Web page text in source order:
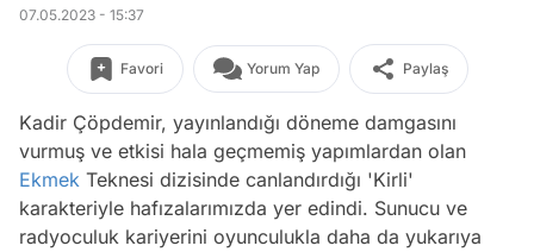
07.05.2023 - 15:37
Favori Yorum Yap Paylaş
Kadir Çöpdemir, yayınlandığı döneme damgasını
vurmuş ve etkisi hala geçmemiş yapımlardan olan
Ekmek Teknesi dizisinde canlandırdığı 'Kirli'
karakteriyle hafızalarımızda yer edindi. Sunucu ve
radyoculuk kariyerini oyunculukla daha da yukarıya